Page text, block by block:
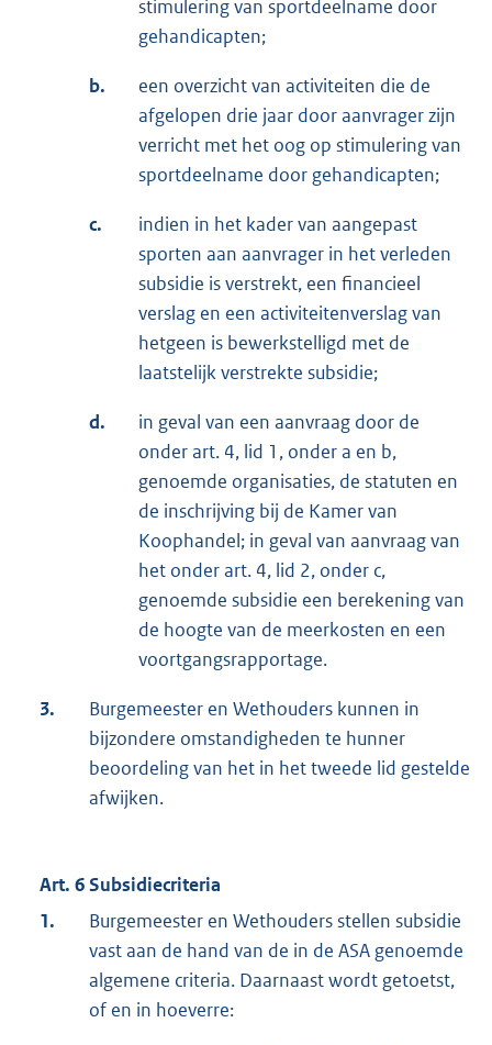
stimulering van sportdeelname door
gehandicapten;
b.
een overzicht van activiteiten die de
afgelopen drie jaar door aanvrager zijn
verricht met het oog op stimulering van
sportdeelname door gehandicapten;
c.
indien in het kader van aangepast
sporten aan aanvrager in het verleden
subsidie is verstrekt, een financieel
verslag en een activiteitenverslag van
hetgeen is bewerkstelligd met de
laatstelijk verstrekte subsidie;
d.
in geval van een aanvraag door de
onder art. 4, lid 1, onder a en b,
genoemde organisaties, de statuten en
de inschrijving bij de Kamer van
Koophandel; in geval van aanvraag van
het onder art. 4, lid 2, onder c,
genoemde subsidie een berekening van
de hoogte van de meerkosten en een
voortgangsrapportage.
3.
Burgemeester en Wethouders kunnen in
bijzondere omstandigheden te hunner
beoordeling van het in het tweede lid gestelde
afwijken.
Art. 6 Subsidiecriteria
1.
Burgemeester en Wethouders stellen subsidie
vast aan de hand van de in de ASA genoemde
algemene criteria. Daarnaast wordt getoetst,
of en in hoeverre: